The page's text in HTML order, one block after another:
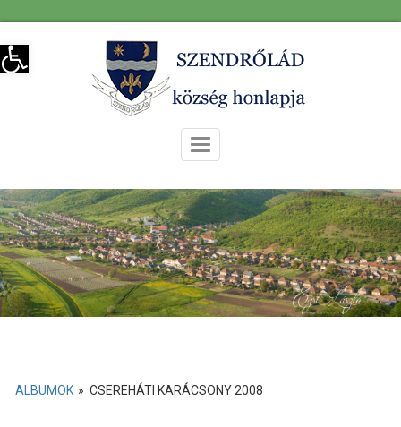
Eszköztár megnyitása
to
Toggle
ALBUMOK » CSEREHÁTI KARÁCSONY 2008